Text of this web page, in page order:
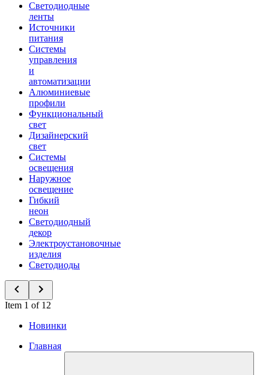
Светодиодные
ленты
Источники
питания
Системы
управления
и
автоматизации
Алюминиевые
профили
Функциональный
свет
Дизайнерский
свет
Системы
освещения
Наружное
освещение
Гибкий
неон
Светодиодный
декор
Электроустановочные
изделия
Светодиоды
Item 1 of 12
Новинки
Главная